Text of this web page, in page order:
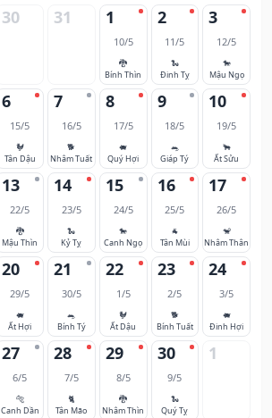
30 31 1
10/5
🐉
Bính Thìn
2
11/5
🐍
Đinh Tỵ
3
12/5
🐎
Mậu Ngọ
6
15/5
🐓
Tân Dậu
7
16/5
🐕
Nhâm Tuất
8
17/5
🐖
Quý Hợi
9
18/5
🐀
Giáp Tý
10
19/5
🐂
Ất Sửu
13
22/5
🐉
Mậu Thìn
14
23/5
🐍
Kỷ Tỵ
15
24/5
🐎
Canh Ngọ
16
25/5
🐐
Tân Mùi
17
26/5
🐒
Nhâm Thân
20
29/5
🐖
Ất Hợi
21
30/5
🐀
Bính Tý
22
1/5
🐓
Ất Dậu
23
2/5
🐕
Bính Tuất
24
3/5
🐖
Đinh Hợi
27
6/5
🐅
Canh Dần
28
7/5
🐈
Tân Mão
29
8/5
🐉
Nhâm Thìn
30
9/5
🐍
Quý Tỵ
1